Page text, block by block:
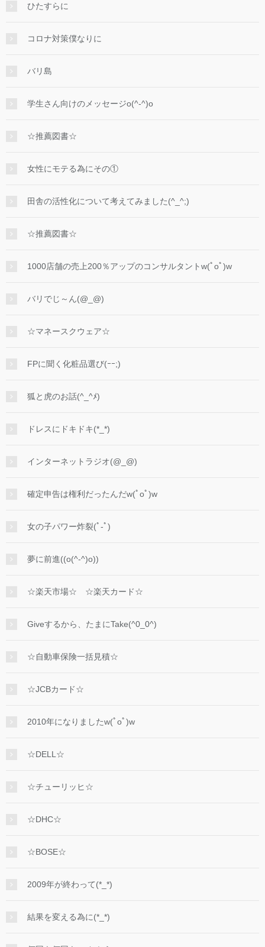
ひたすらに
コロナ対策僕なりに
バリ島
学生さん向けのメッセージo(^-^)o
☆推薦図書☆
女性にモテる為にその①
田舎の活性化について考えてみました(^_^;)
☆推薦図書☆
1000店舗の売上200％アップのコンサルタントw(ﾟoﾟ)w
バリでじ～ん(@_@)
☆マネースクウェア☆
FPに聞く化粧品選び(ｰｰ;)
狐と虎のお話(^_^ﾒ)
ドレスにドキドキ(*_*)
インターネットラジオ(@_@)
確定申告は権利だったんだw(ﾟoﾟ)w
女の子パワー炸裂(ﾟ-ﾟ)
夢に前進((o(^-^)o))
☆楽天市場☆ ☆楽天カード☆
Giveするから、たまにTake(^0_0^)
☆自動車保険一括見積☆
☆JCBカード☆
2010年になりましたw(ﾟoﾟ)w
☆DELL☆
☆チューリッヒ☆
☆DHC☆
☆BOSE☆
2009年が終わって(*_*)
結果を変える為に(*_*)